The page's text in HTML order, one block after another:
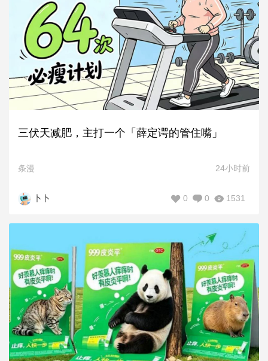
三伏天减肥，主打一个「薛定谔的管住嘴」
条漫 24小时前
卜卜 1531
0
0